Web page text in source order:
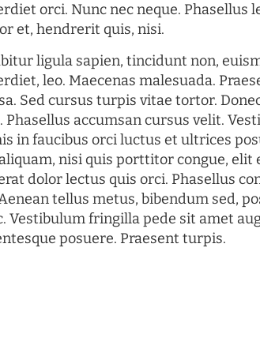
orci. Nunc nec neque. Phasellus
et, hendrerit quis, nisi.
ligula sapien, tincidunt non,
leo. Maecenas malesuada.
Sed cursus turpis vitae tortor.
Phasellus accumsan cursus velit.
in faucibus orci luctus et ultrices
nisi quis porttitor congue, elit
dolor lectus quis orci. Phasellus
tellus metus, bibendum sed,
Vestibulum fringilla pede sit amet
posuere. Praesent turpis.